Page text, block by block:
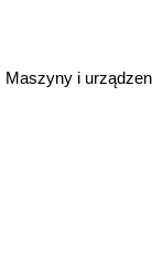
Maszyny i